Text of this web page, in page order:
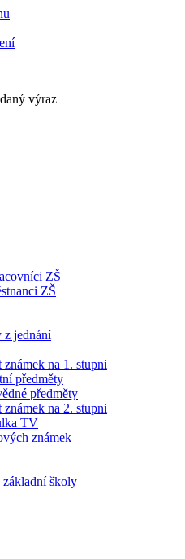
výraz
ZŠ
ZŠ
z jednání
známek na 1. stupni
předměty
předměty
známek na 2. stupni
TV
známek
základní školy